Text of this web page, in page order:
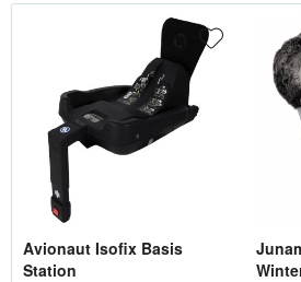
Avionaut Isofix Basis
Station